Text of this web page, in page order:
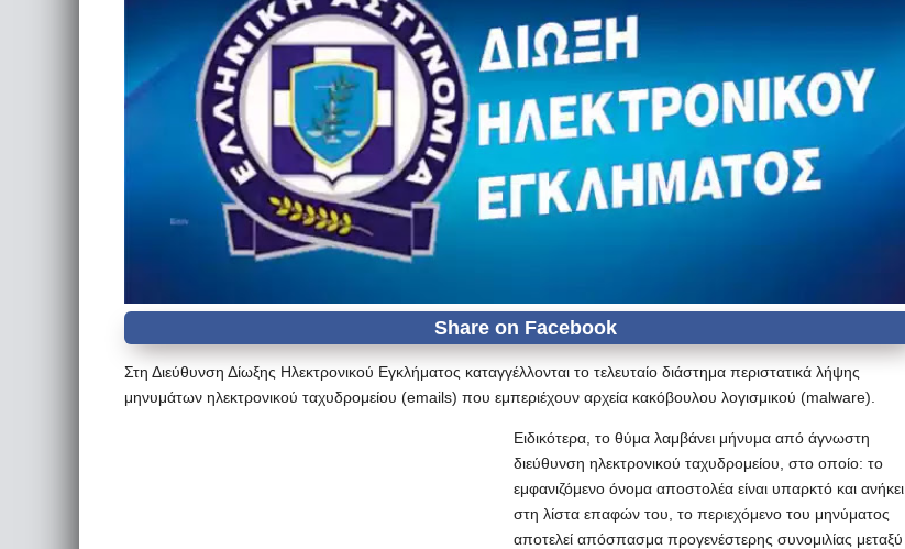
Στη Διεύθυνση Δίωξης Ηλεκτρονικού Εγκλήματος καταγγέλλονται το τελευταίο διάστημα περιστατικά λήψης
μηνυμάτων ηλεκτρονικού ταχυδρομείου (emails) που εμπεριέχουν αρχεία κακόβουλου λογισμικού (malware).
Ειδικότερα, το θύμα λαμβάνει μήνυμα από άγνωστη
διεύθυνση ηλεκτρονικού ταχυδρομείου, στο οποίο: το
εμφανιζόμενο όνομα αποστολέα είναι υπαρκτό και ανήκει
στη λίστα επαφών του, το περιεχόμενο του μηνύματος
αποτελεί απόσπασμα προγενέστερης συνομιλίας μεταξύ